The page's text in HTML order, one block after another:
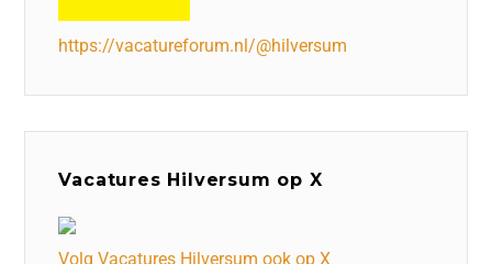
https://vacatureforum.nl/@hilversum
Vacatures Hilversum op X
Volg Vacatures Hilversum ook op X